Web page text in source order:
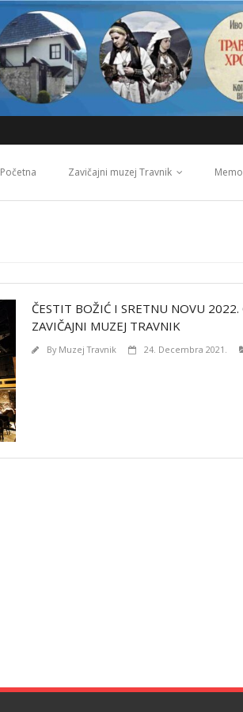
Početna Zavičajni muzej Travnik
ČESTIT BOŽIĆ I SRETNU NOVU
ZAVIČAJNI MUZEJ TRAVNIK
By Muzej Travnik 24. Decembra 2021.